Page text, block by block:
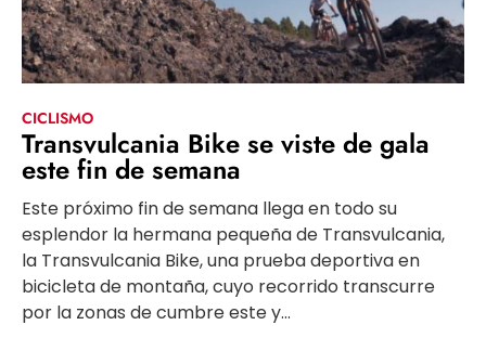
CICLISMO
Transvulcania Bike se viste de gala
este fin de semana
Este próximo fin de semana llega en todo su
esplendor la hermana pequeña de Transvulcania,
la Transvulcania Bike, una prueba deportiva en
bicicleta de montaña, cuyo recorrido transcurre
por la zonas de cumbre este y...